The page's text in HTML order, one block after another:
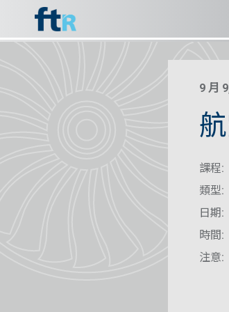
9 月
課程:
類型:
日期:
時間:
注意: